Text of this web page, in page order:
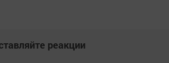
реакции